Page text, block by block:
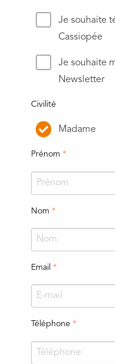
Je souhaite
Cassiopée
Je souhaite
Newsletter
Civilité
Madame
Prénom
Nom
Email
Téléphone